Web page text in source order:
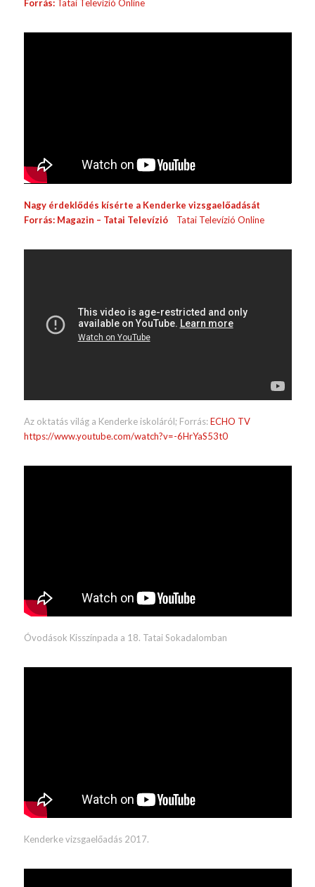
Forrás: Tatai Televízió Online
Nagy érdeklődés kísérte a Kenderke vizsgaelőadását
Forrás: Magazin – Tatai Televízió Tatai Televízió Online
Az oktatás világ a Kenderke iskoláról; Forrás:ECHO TV
https://www.youtube.com/watch?v=-6HrYaS53t0
Óvodások Kisszínpada a 18. Tatai Sokadalomban
Kenderke vizsgaelőadás 2017.